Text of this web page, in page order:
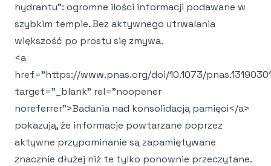
hydrantu": ogromne ilości informacji podawane w
szybkim tempie. Bez aktywnego utrwalania
większość po prostu się zmywa.
<a
href="https://www.pnas.org/doi/10.1073/
target="_blank" rel="noopener
noreferrer">Badania nad konsolidacją pamięci</a>
pokazują, że informacje powtarzane poprzez
aktywne przypominanie są zapamiętywane
znacznie dłużej niż te tylko ponownie przeczytane.